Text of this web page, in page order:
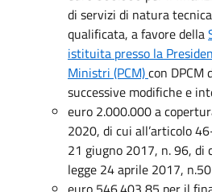
di servizi di natura
qualificata, a favore della
istituita presso la
Ministri (PCM)con DPCM
successive modifiche e
euro 2.000.000 a
2020, di cui all’articolo
21 giugno 2017, n. 96, di
legge 24 aprile 2017, n.50